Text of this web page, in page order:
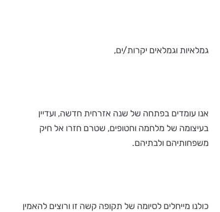
גמלאיות וגמלאים יקרות/ים,
אנו עומדים בפתחה של שנה אזרחית חדשה, ועדיין
בעיצומה של מלחמה וחטופים, שטרם חזרו אל חיק
משפחותיהם ולבתיהם.
כולנו מייחלים לסיומה של תקופה קשה זו ורוצים להאמין